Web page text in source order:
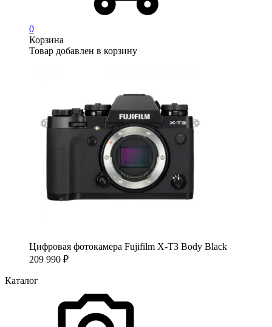
0
Корзина
Товар добавлен в корзину
Цифровая фотокамера Fujifilm X-T3 Body Black
209 990 ₽
Каталог